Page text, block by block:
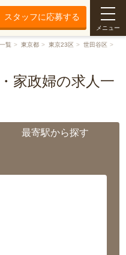
スタッフに応募する
メニュー
覧 東京都 東京23区
世田谷区
家政婦の求人一
最寄駅から探す